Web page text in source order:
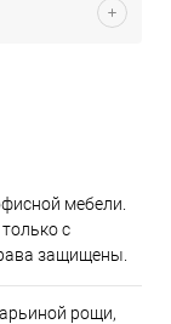
мебели.
с
защищены.
рощи,